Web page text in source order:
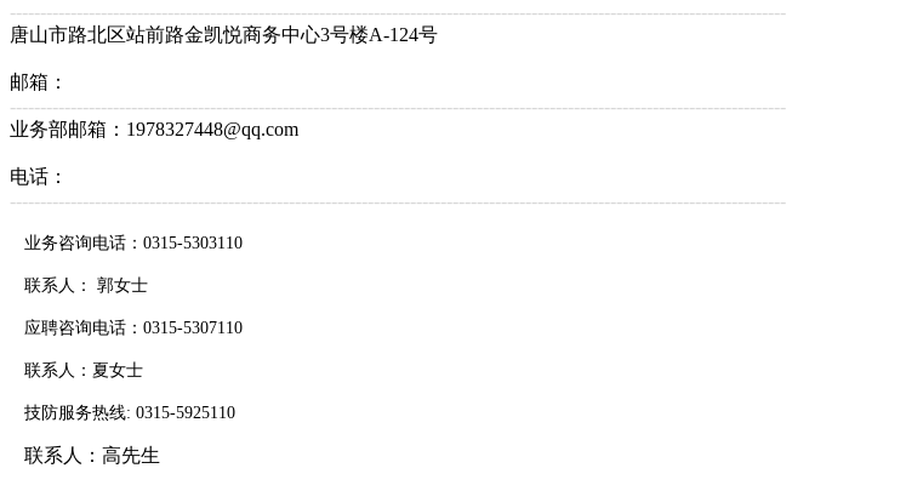
--------------------------------------------------------------------------------------------------------------------------------
唐山市路北区站前路金凯悦商务中心3号楼A-124号
邮箱：
--------------------------------------------------------------------------------------------------------------------------------
业务部邮箱：1978327448@qq.com
电话：
--------------------------------------------------------------------------------------------------------------------------------
业务咨询电话：0315-5303110
联系人： 郭女士
应聘咨询电话：0315-5307110
联系人：夏女士
技防服务热线: 0315-5925110
联系人：高先生